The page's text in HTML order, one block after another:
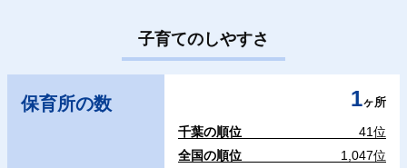
子育てのしやすさ
保育所の数 1ヶ所
千葉の順位
41位
全国の順位
1,047位